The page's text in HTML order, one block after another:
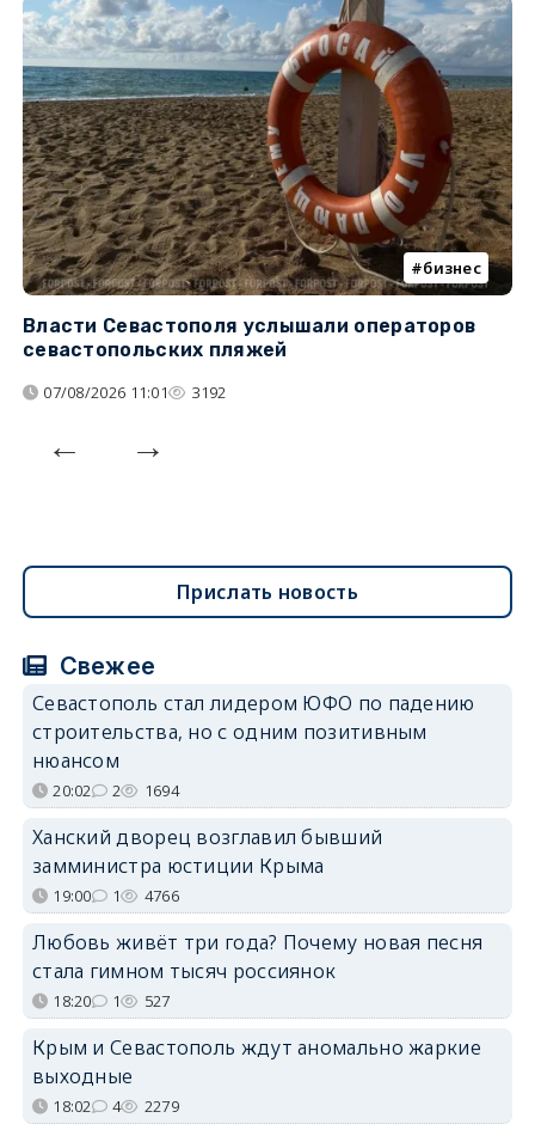
бизнес
Власти Севастополя услышали операторов
севастопольских пляжей
07/08/2026 11:01 3192
Прислать новость
Свежее
Севастополь стал лидером ЮФО по падению
строительства, но с одним позитивным
нюансом
20:02 2 1694
Ханский дворец возглавил бывший
замминистра юстиции Крыма
19:00 1 4766
Любовь живёт три года? Почему новая песня
стала гимном тысяч россиянок
18:20 1 527
Крым и Севастополь ждут аномально жаркие
выходные
18:02 4 2279